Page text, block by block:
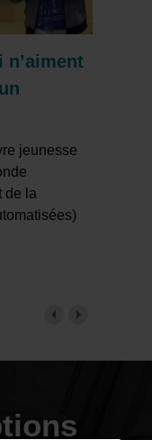
n’aiment
jeunesse
de la